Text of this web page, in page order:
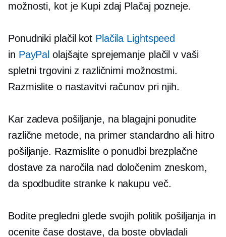
možnosti, kot je Kupi zdaj Plačaj pozneje.
Ponudniki plačil kot Plačila Lightspeed
in PayPal olajšajte sprejemanje plačil v vaši
spletni trgovini z različnimi možnostmi.
Razmislite o nastavitvi računov pri njih.
Kar zadeva pošiljanje, na blagajni ponudite
različne metode, na primer standardno ali hitro
pošiljanje. Razmislite o ponudbi brezplačne
dostave za naročila nad določenim zneskom,
da spodbudite stranke k nakupu več.
Bodite pregledni glede svojih politik pošiljanja in
ocenite čase dostave, da boste obvladali